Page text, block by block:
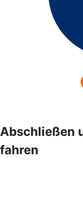
Abschließen
fahren